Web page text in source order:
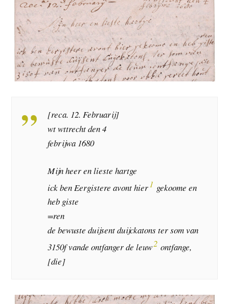
[reca. 12. Februarij]
wt wttrecht den 4
febrijwa 1680
Mijn heer en lieste hartge
ick ben Eergistere avont hier1 gekoome en
heb giste
=ren
de bewuste duijsent duijckatons ter som van
3150f vande ontfanger de leuw2 ontfange,
[die]